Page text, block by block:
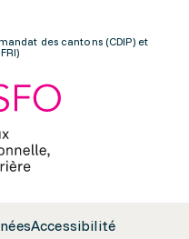
des cantons (CDIP) et
Accessibilité